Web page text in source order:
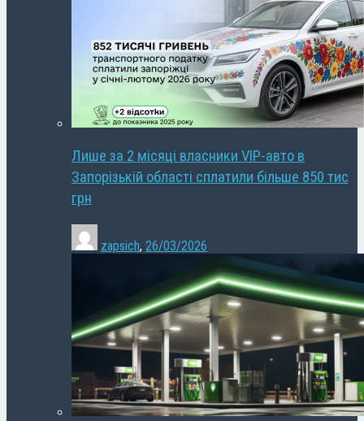
Лише за 2 місяці власники VIP-авто в
Запорізькій області сплатили більше 850 тис
грн
zapsich, 26/03/2026